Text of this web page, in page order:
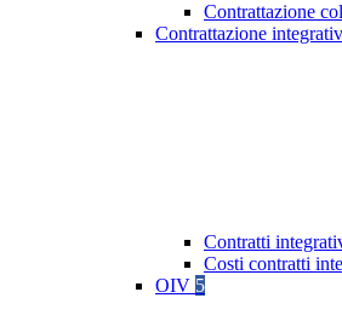
Contrattazione
Contrattazione
Contratti
Costi contratti
OIV 5